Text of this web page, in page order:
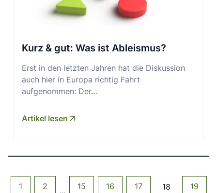
Kurz & gut: Was ist Ableismus?
Erst in den letzten Jahren hat die Diskussion
auch hier in Europa richtig Fahrt
aufgenommen: Der…
Artikel lesen
1 2 ... 15 16 17 18 19